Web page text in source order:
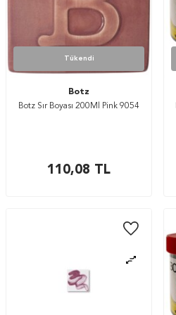
Tükendi
Botz
Botz Sır Boyası 200Ml Pink 9054
110,08 TL